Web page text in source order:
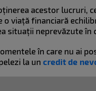
acestor lucruri,
o viață financiară
situații neprevăzute în
în care nu ai
la un credit de